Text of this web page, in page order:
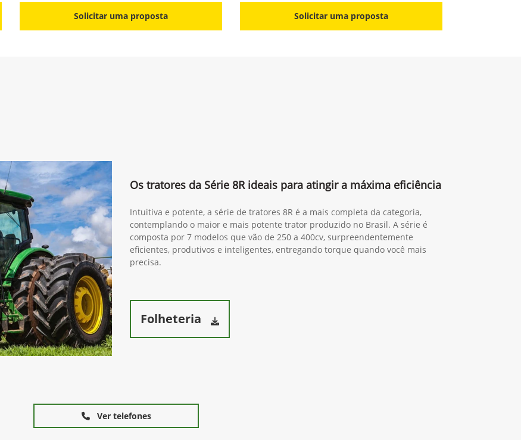
Solicitar uma proposta Solicitar uma proposta
Os tratores da Série 8R ideais para atingir a máxima eficiência
Intuitiva e potente, a série de tratores 8R é a mais completa da categoria,
contemplando o maior e mais potente trator produzido no Brasil. A série é
composta por 7 modelos que vão de 250 a 400cv, surpreendentemente
eficientes, produtivos e inteligentes, entregando torque quando você mais
precisa.
Folheteria
Ver telefones